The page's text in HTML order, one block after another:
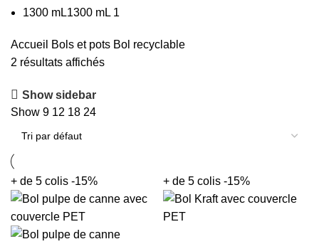
1300 mL1300 mL 1
Accueil Bols et pots Bol recyclable
2 résultats affichés
Show sidebar
Show 9 12 18 24
+ de 5 colis -15% + de 5 colis -15%